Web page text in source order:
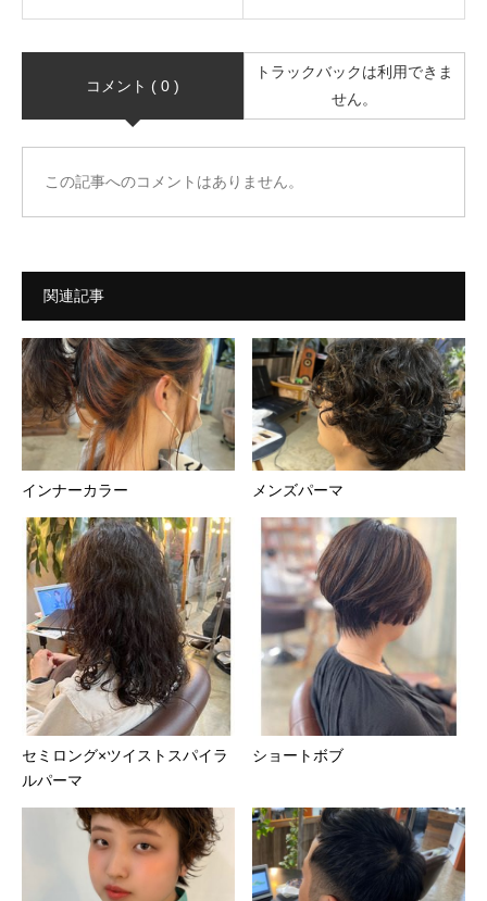
コメント ( 0 )
トラックバックは利用できま
せん。
この記事へのコメントはありません。
関連記事
インナーカラー メンズパーマ
セミロング×ツイストスパイラ
ルパーマ
ショートボブ